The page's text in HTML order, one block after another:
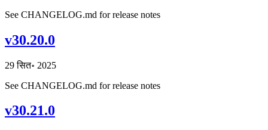
See CHANGELOG.md for release notes
v30.20.0
29 सित॰ 2025
See CHANGELOG.md for release notes
v30.21.0